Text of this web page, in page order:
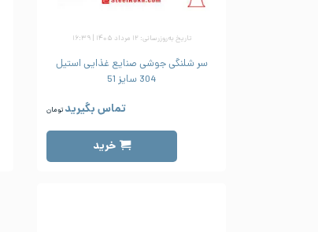
تاریخ به‌روزرسانی: ۱۲ مرداد ۱۴۰۵ | ۱۶:۳۹
سر شلنگی جوشی صنایع غذایی استیل
304 سایز 51
تماس بگیرید تومان
خرید